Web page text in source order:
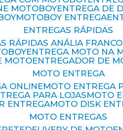
MOTOBOY
ENTREGA DE
MOTOBOY ENTREGA
ENTREGAS RÁPIDAS
RÁPIDAS ANÁLIA FRANCO
ENTREGA MOTO NA
MOTO
ENTREGADOR DE
MOTO ENTREGA
ONLINE
MOTO ENTREGA
PARA LOJAS MOTO
ENTREGA MOTO DISK
MOTO ENTREGAS